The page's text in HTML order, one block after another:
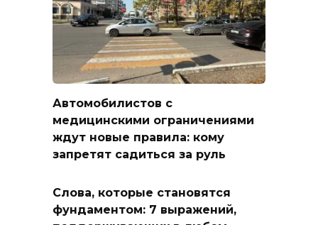
Автомобилистов с
медицинскими ограничениями
ждут новые правила: кому
запретят садиться за руль
Слова, которые становятся
фундаментом: 7 выражений,